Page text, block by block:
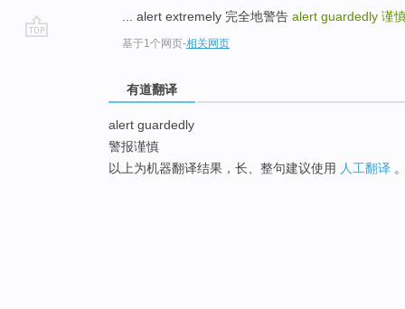
... alert extremely 完全地警告 alert guardedly 谨
基于1个网页-相关网页
有道翻译
alert guardedly
警报谨慎
以上为机器翻译结果，长、整句建议使用 人工翻译